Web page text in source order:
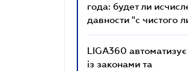
года: будет ли
давности "с чистого
LIGA360
із законами та